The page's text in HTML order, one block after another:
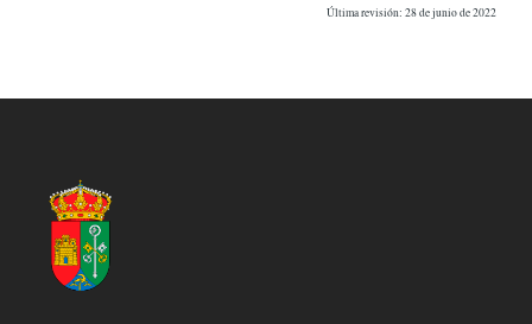
Última revisión: 28 de junio de 2022